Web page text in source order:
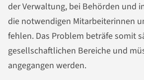
der Verwaltung, bei Behörden und
die notwendigen Mitarbeiterinnen
fehlen. Das Problem beträfe somit
gesellschaftlichen Bereiche und
angegangen werden.